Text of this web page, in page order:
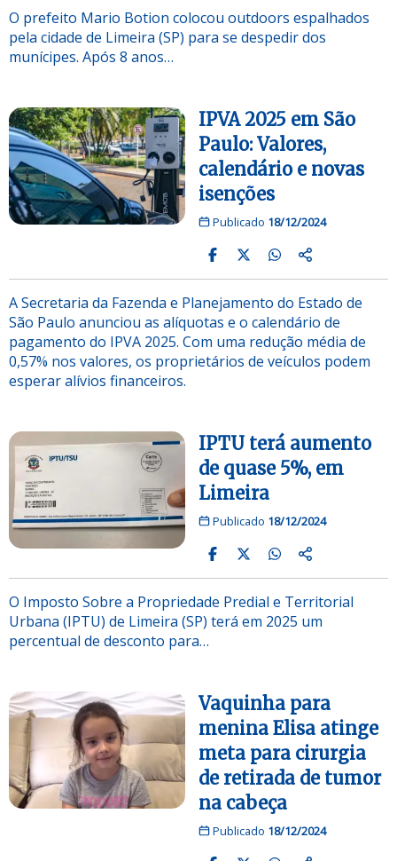
O prefeito Mario Botion colocou outdoors espalhados
pela cidade de Limeira (SP) para se despedir dos
munícipes. Após 8 anos…
IPVA 2025 em São
Paulo: Valores,
calendário e novas
isenções
Publicado 18/12/2024
A Secretaria da Fazenda e Planejamento do Estado de
São Paulo anunciou as alíquotas e o calendário de
pagamento do IPVA 2025. Com uma redução média de
0,57% nos valores, os proprietários de veículos podem
esperar alívios financeiros.
IPTU terá aumento
de quase 5%, em
Limeira
Publicado 18/12/2024
O Imposto Sobre a Propriedade Predial e Territorial
Urbana (IPTU) de Limeira (SP) terá em 2025 um
percentual de desconto para…
Vaquinha para
menina Elisa atinge
meta para cirurgia
de retirada de tumor
na cabeça
Publicado 18/12/2024